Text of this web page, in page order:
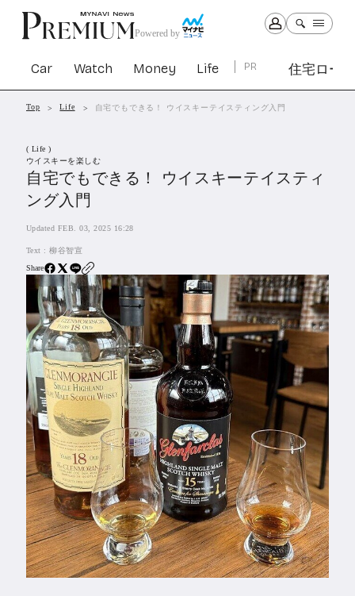
Powered by
Car Watch Money Life PR 住宅ロー
Car Watch
PR
住宅ローン
SBIネオトレード証券
All Articles
特集&連載記事
Feature
Series
Top Life 自宅でもできる！ ウイスキーテイスティング入門
( Life )
ウイスキーを楽しむ
自宅でもできる！ ウイスキーテイスティ
ング入門
Updated FEB. 03, 2025 16:28
Text :柳谷智宣
Share